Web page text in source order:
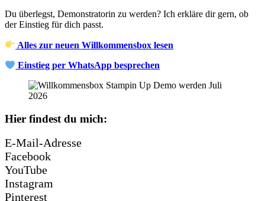
Du überlegst, Demonstratorin zu werden? Ich erkläre dir gern, ob
der Einstieg für dich passt.
Alles zur neuen Willkommensbox lesen
Einstieg per WhatsApp besprechen
Hier findest du mich:
E-Mail-Adresse
Facebook
YouTube
Instagram
Pinterest